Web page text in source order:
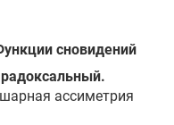
сновидений
ассиметрия